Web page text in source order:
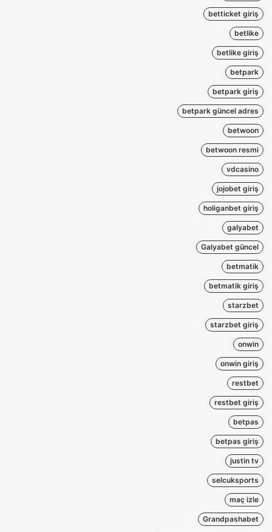
betticket giriş
betlike
betlike giriş
betpark
betpark giriş
betpark güncel adres
betwoon
betwoon resmi
vdcasino
jojobet giriş
holiganbet giriş
galyabet
Galyabet güncel
betmatik
betmatik giriş
starzbet
starzbet giriş
onwin
onwin giriş
restbet
restbet giriş
betpas
betpas giriş
justin tv
selcuksports
maç izle
Grandpashabet